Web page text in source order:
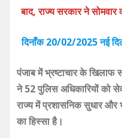
बाद, राज्य सरकार ने सोमवार
दिनाँक 20/02/2025 नई
पंजाब में भ्रष्टाचार के
ने 52 पुलिस अधिकारियों को
राज्य में प्रशासनिक सुधार और
का हिस्सा है।